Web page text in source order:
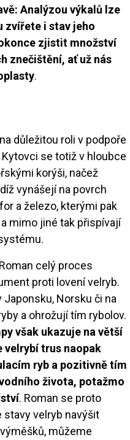
Analýzou výkalů lze
zvířete i stav jeho
zjistit množství
znečištění, ať už nás
.
důležitou roli v podpoře
se totiž v hloubce
korýši, načež
vynášejí na povrch
a železo, kterými pak
mimo jiné tak přispívají
celý proces
proti lovení velryb.
Norsku či na
a ohrožují tím rybolov.
však ukazuje na větší
velrybí trus naopak
ryb a pozitivně tím
života, potažmo
. Roman se proto
stavy velryb navýšit
můžeme